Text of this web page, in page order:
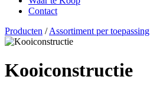
Contact
Producten /Assortiment per toepassing
Kooiconstructie